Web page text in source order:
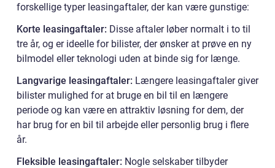
forskellige typer leasingaftaler, der kan være gunstige:
Korte leasingaftaler: Disse aftaler løber normalt i to til
tre år, og er ideelle for bilister, der ønsker at prøve en ny
bilmodel eller teknologi uden at binde sig for længe.
Langvarige leasingaftaler: Længere leasingaftaler giver
bilister mulighed for at bruge en bil til en længere
periode og kan være en attraktiv løsning for dem, der
har brug for en bil til arbejde eller personlig brug i flere
år.
Fleksible leasingaftaler: Nogle selskaber tilbyder